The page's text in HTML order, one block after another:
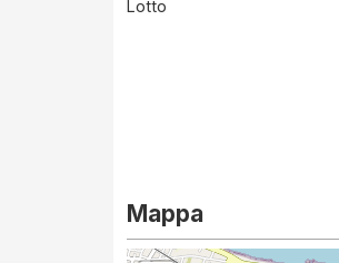
Lotto
Mappa